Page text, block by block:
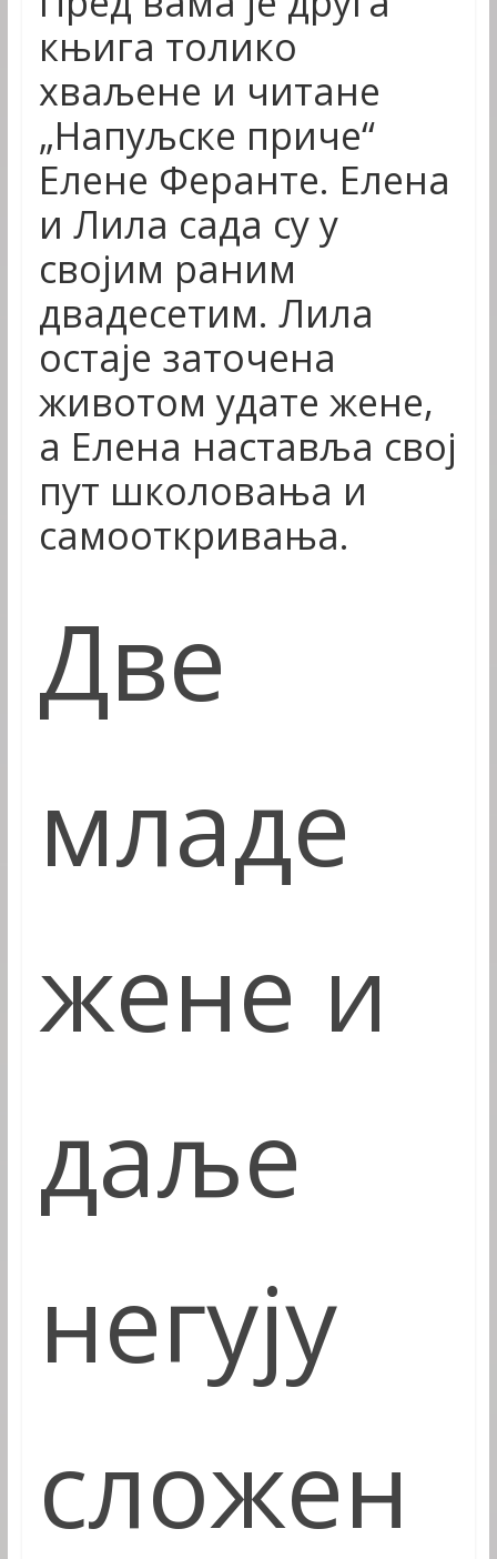
књига толико
хваљене и читане
„Напуљске приче“
Елене Феранте. Елена
и Лила сада су у
својим раним
двадесетим. Лила
остаје заточена
животом удате жене,
а Елена наставља свој
пут школовања и
самооткривања.
Две
младе
жене и
даље
негују
сложен